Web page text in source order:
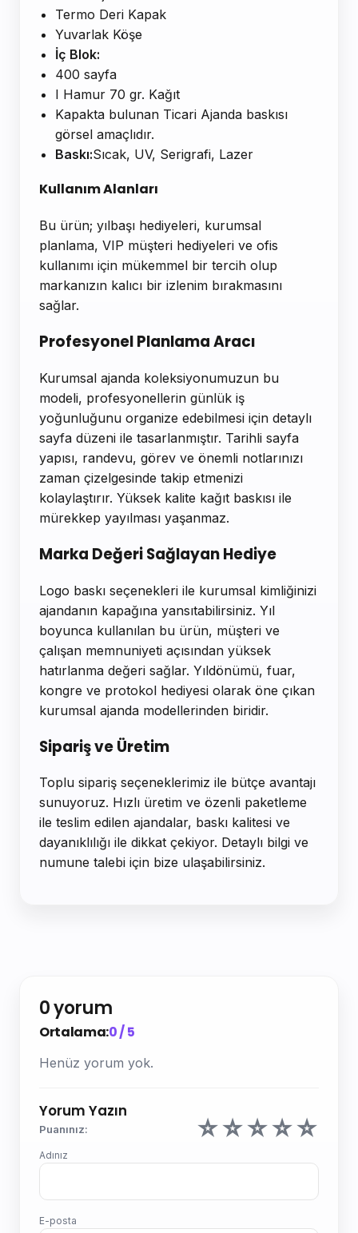
Termo Deri Kapak
Yuvarlak Köşe
İç Blok:
400 sayfa
I Hamur 70 gr. Kağıt
Kapakta bulunan Ticari Ajanda baskısı
görsel amaçlıdır.
Baskı:Sıcak, UV, Serigrafi, Lazer
Kullanım Alanları
Bu ürün; yılbaşı hediyeleri, kurumsal
planlama, VIP müşteri hediyeleri ve ofis
kullanımı için mükemmel bir tercih olup
markanızın kalıcı bir izlenim bırakmasını
sağlar.
Profesyonel Planlama Aracı
Kurumsal ajanda koleksiyonumuzun bu
modeli, profesyonellerin günlük iş
yoğunluğunu organize edebilmesi için detaylı
sayfa düzeni ile tasarlanmıştır. Tarihli sayfa
yapısı, randevu, görev ve önemli notlarınızı
zaman çizelgesinde takip etmenizi
kolaylaştırır. Yüksek kalite kağıt baskısı ile
mürekkep yayılması yaşanmaz.
Marka Değeri Sağlayan Hediye
Logo baskı seçenekleri ile kurumsal kimliğinizi
ajandanın kapağına yansıtabilirsiniz. Yıl
boyunca kullanılan bu ürün, müşteri ve
çalışan memnuniyeti açısından yüksek
hatırlanma değeri sağlar. Yıldönümü, fuar,
kongre ve protokol hediyesi olarak öne çıkan
kurumsal ajanda modellerinden biridir.
Sipariş ve Üretim
Toplu sipariş seçeneklerimiz ile bütçe avantajı
sunuyoruz. Hızlı üretim ve özenli paketleme
ile teslim edilen ajandalar, baskı kalitesi ve
dayanıklılığı ile dikkat çekiyor. Detaylı bilgi ve
numune talebi için bize ulaşabilirsiniz.
0 yorum
Ortalama:0 / 5
Henüz yorum yok.
Yorum Yazın
Puanınız: ☆☆☆☆☆
Adınız
E-posta